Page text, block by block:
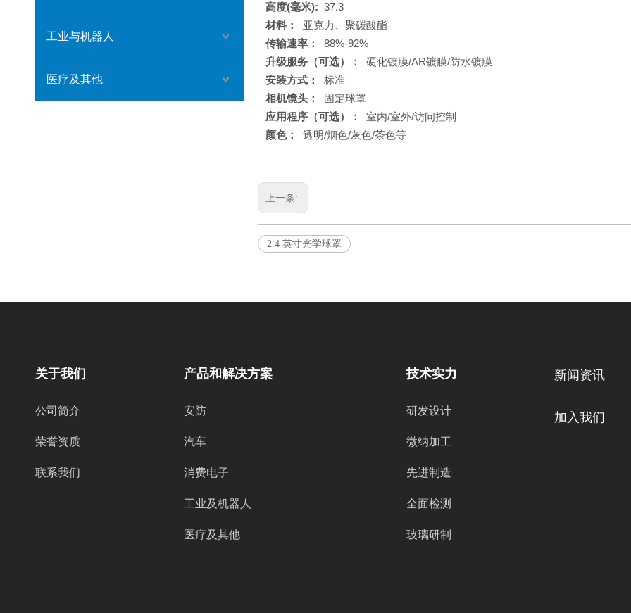
工业与机器人
医疗及其他
高度(毫米): 37.3
材料：
亚克力、聚碳酸酯
传输速率： 88%-92%
升级服务（可选）：
硬化镀膜/AR镀膜/防水镀膜
安装方式： 标准
相机镜头： 固定球罩
应用程序（可选）： 室内/室外/访问控制
颜色： 透明/烟色/灰色/茶色等
上一条:
2.4 英寸光学球罩
关于我们
公司简介
荣誉资质
联系我们
产品和解决方案
安防
汽车
消费电子
工业及机器人
医疗及其他
技术实力
研发设计
微纳加工
先进制造
全面检测
玻璃研制
新闻资讯
加入我们